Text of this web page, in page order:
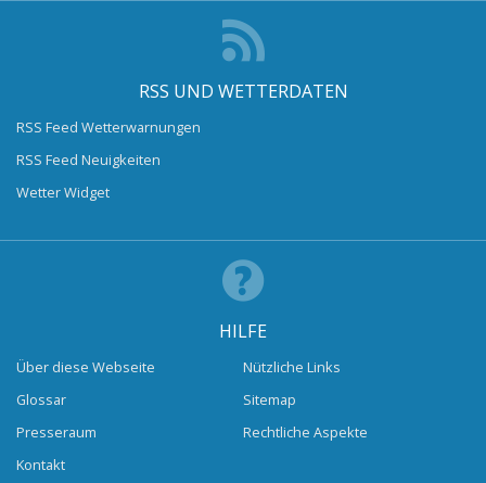
RSS UND WETTERDATEN
RSS Feed Wetterwarnungen
RSS Feed Neuigkeiten
Wetter Widget
HILFE
Über diese Webseite
Glossar
Presseraum
Kontakt
Nützliche Links
Sitemap
Rechtliche Aspekte